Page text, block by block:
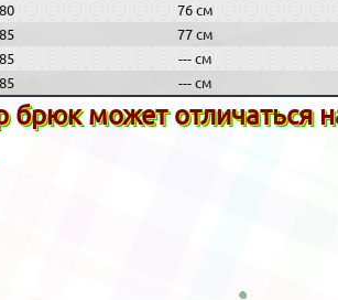
76 см
77 см
--- см
--- см
может отличаться